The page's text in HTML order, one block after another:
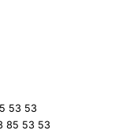
53 53
85 53 53